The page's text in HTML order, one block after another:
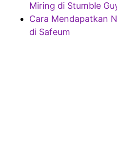
Miring di Stumble
Cara Mendapatkan
di Safeum